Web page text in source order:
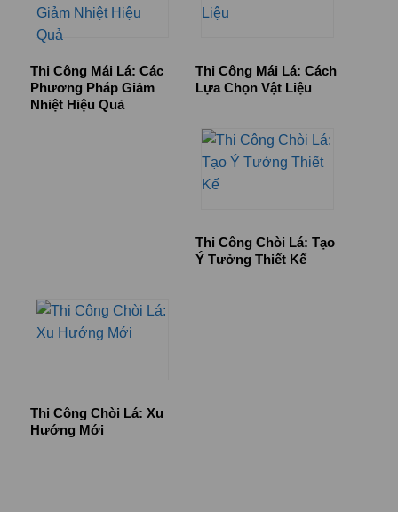
Thi Công Mái Lá: Các
Phương Pháp Giảm
Nhiệt Hiệu Quả
Thi Công Mái Lá: Cách
Lựa Chọn Vật Liệu
Thi Công Chòi Lá: Tạo
Ý Tưởng Thiết Kế
Thi Công Chòi Lá: Xu
Hướng Mới